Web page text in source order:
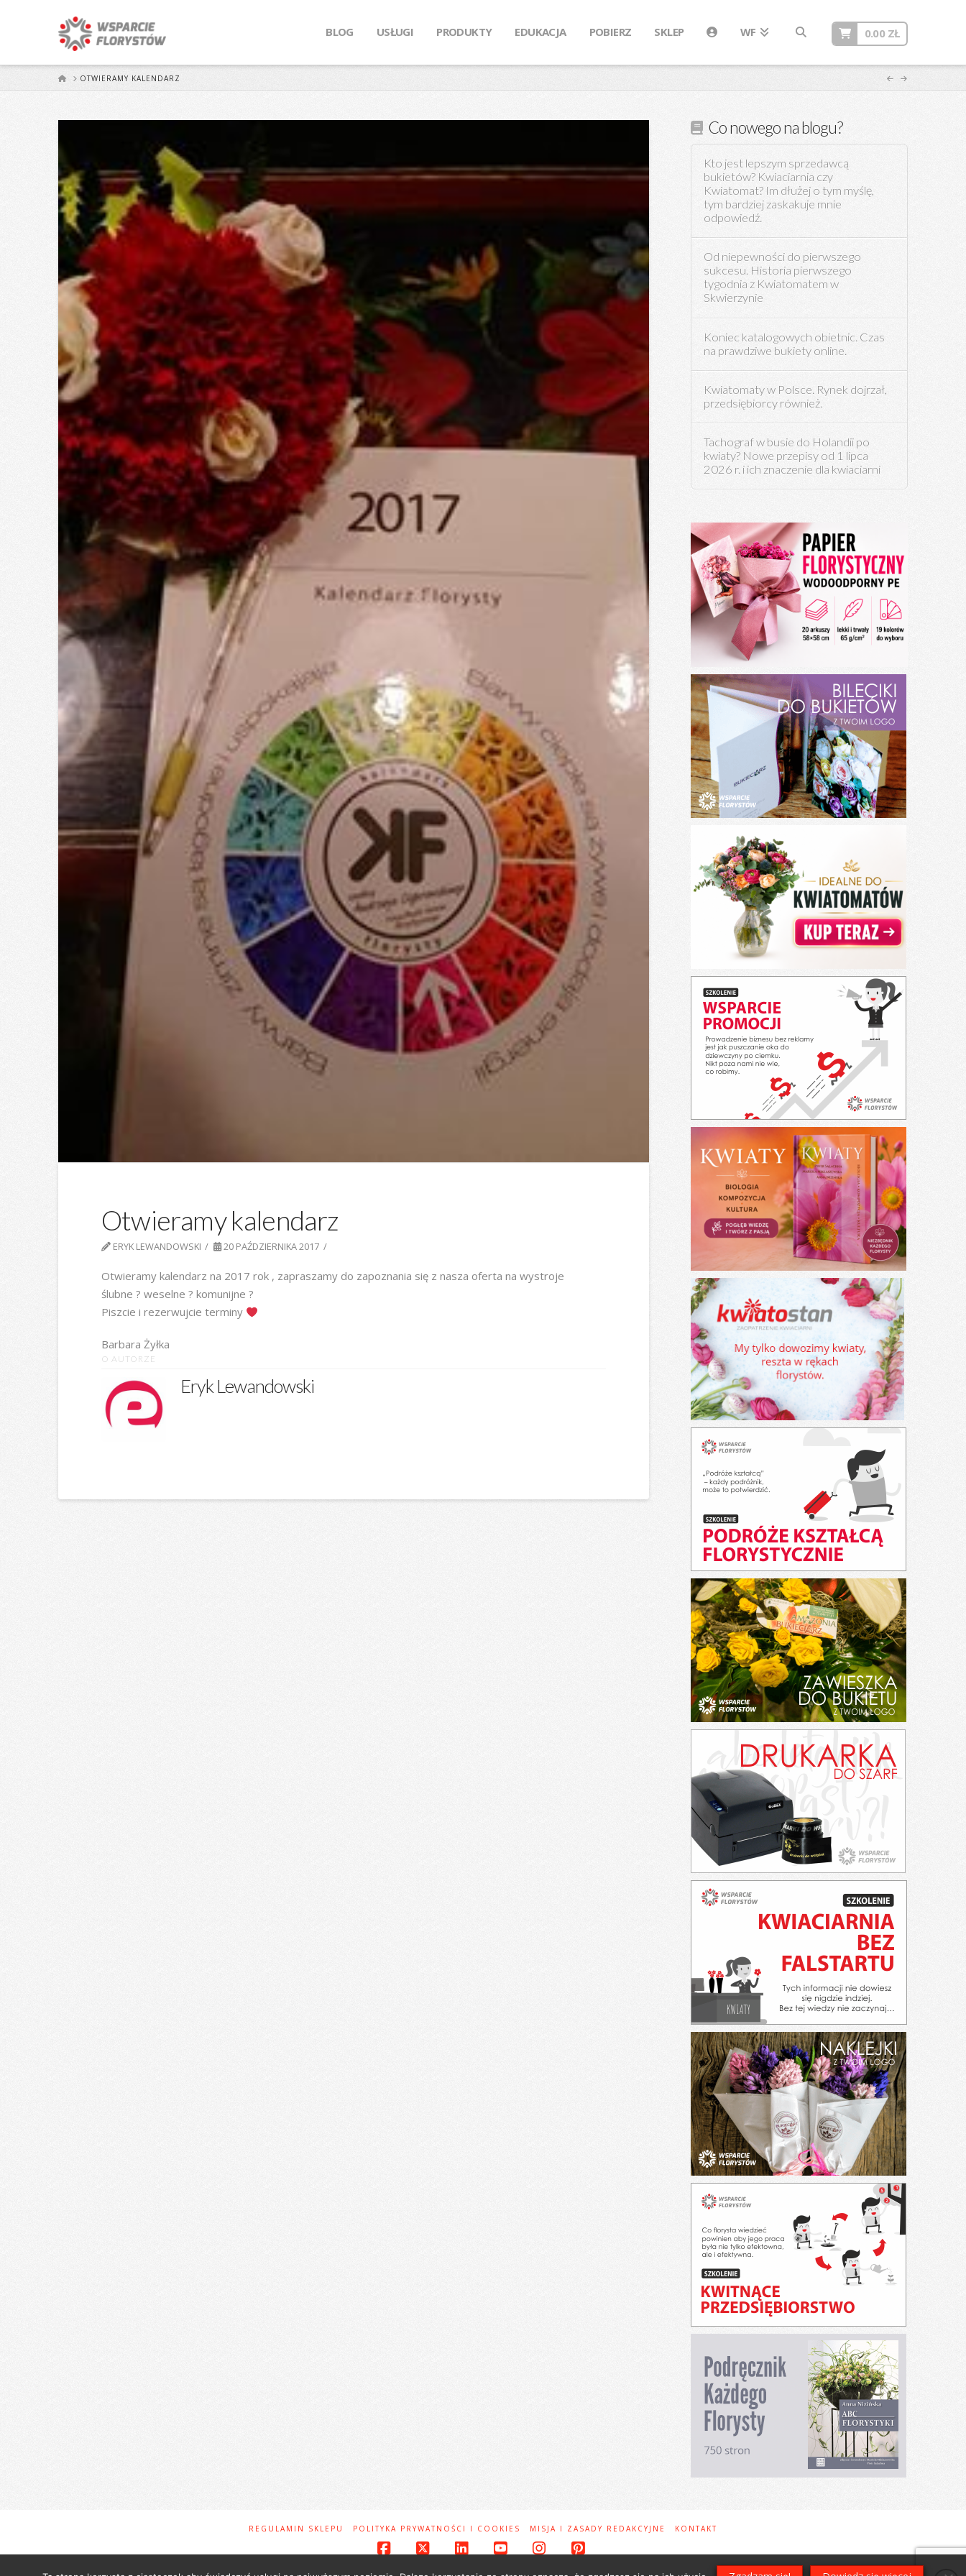
BLOG USŁUGI PRODUKTY EDUKACJA POBIERZ SKLEP WF 0.00 ZŁ
STARTOTWIERAMY KALENDARZ
Otwieramy kalendarz
ERYK LEWANDOWSKI 20 PAŹDZIERNIKA 2017
Otwieramy kalendarz na 2017 rok , zapraszamy do zapoznania się z nasza oferta na wystroje
ślubne ? weselne ? komunijne ?
Piszcie i rezerwujcie terminy
Barbara Żyłka
O AUTORZE
Eryk Lewandowski
Co nowego na blogu?
Kto jest lepszym sprzedawcą
bukietów? Kwiaciarnia czy
Kwiatomat? Im dłużej o tym myślę,
tym bardziej zaskakuje mnie
odpowiedź.
Od niepewności do pierwszego
sukcesu. Historia pierwszego
tygodnia z Kwiatomatem w
Skwierzynie
Koniec katalogowych obietnic. Czas
na prawdziwe bukiety online.
Kwiatomaty w Polsce. Rynek dojrzał,
przedsiębiorcy również.
Tachograf w busie do Holandii po
kwiaty? Nowe przepisy od 1 lipca
2026 r. i ich znaczenie dla kwiaciarni
REGULAMIN SKLEPU POLITYKA PRYWATNOŚCI I COOKIES MISJA I ZASADY REDAKCYJNE KONTAKT